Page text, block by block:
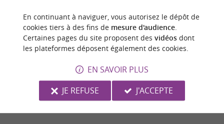
nos vignes et nos vins !
Nous vous attendons nombreux !!
CONTACTER L'ORGANISATEUR
SITE INTERNET DE L'ÉVÈNEMENT
En continuant à naviguer, vous autorisez le dépôt de
cookies tiers à des fins de mesure d'audience.
Certaines pages du site proposent des vidéosdont
les plateformes déposent également des cookies.
EN SAVOIR PLUS
JE REFUSE
J'ACCEPTE